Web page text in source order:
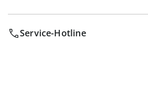
Service-Hotline